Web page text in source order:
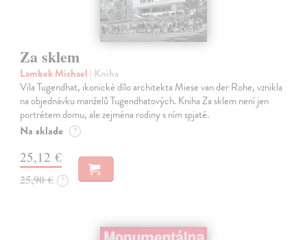
Za sklem
Lambek Michael | Kniha
Vila Tugendhat, ikonické dílo architekta Miese van der Rohe, vznikla
na objednávku manželů Tugendhatových. Kniha Za sklem není jen
portrétem domu, ale zejména rodiny s ním spjaté.
Na sklade ?
25,12 €
25,90 € ?